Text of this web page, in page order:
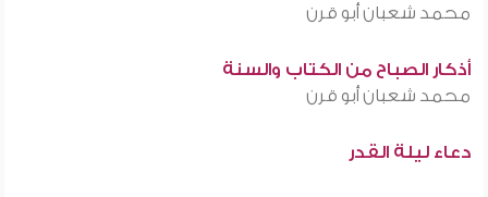
محمد شعبان أبو قرن
أذكار الصباح من الكتاب والسنة
محمد شعبان أبو قرن
دعاء ليلة القدر